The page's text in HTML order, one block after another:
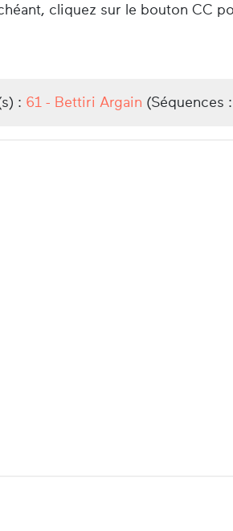
cliquez sur le bouton CC
: 61 - Bettiri Argain (Séquences :